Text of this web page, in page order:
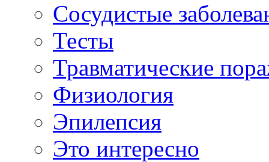
Сосудистые
Тесты
Травматические
Физиология
Эпилепсия
Это интересно